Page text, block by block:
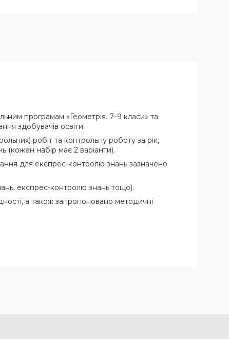
програмам «Геометрія. 7–9 класи» та
здобувачів освіти.
робіт та контрольну роботу за рік,
(кожен набір має 2 варіанти).
для експрес-контролю знань зазначено
експрес-контролю знань тощо).
а також запропоновано методичні